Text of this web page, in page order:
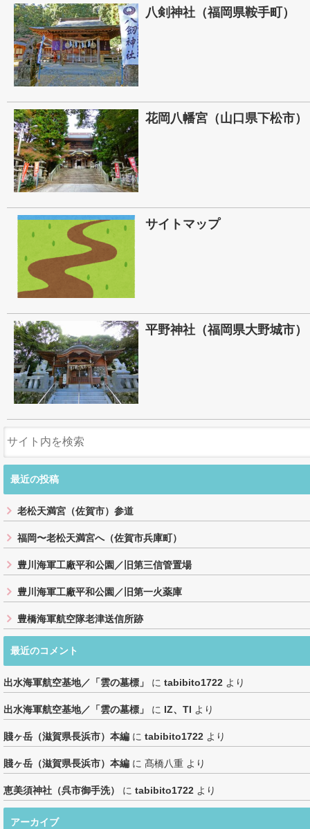
八剣神社（福岡県鞍手町）
花岡八幡宮（山口県下松市）
サイトマップ
平野神社（福岡県大野城市）
最近の投稿
老松天満宮（佐賀市）参道
福岡〜老松天満宮へ（佐賀市兵庫町）
豊川海軍工廠平和公園／旧第三信管置場
豊川海軍工廠平和公園／旧第一火薬庫
豊橋海軍航空隊老津送信所跡
最近のコメント
出水海軍航空基地／「雲の墓標」 に tabibito1722 より
出水海軍航空基地／「雲の墓標」 に IZ、TI より
賤ヶ岳（滋賀県長浜市）本編 に tabibito1722 より
賤ヶ岳（滋賀県長浜市）本編 に 髙橋八重 より
恵美須神社（呉市御手洗） に tabibito1722 より
アーカイブ